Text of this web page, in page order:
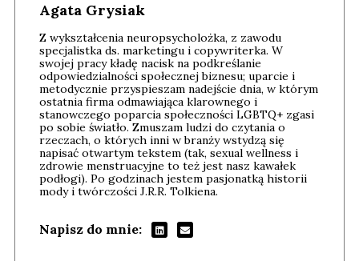
Agata Grysiak
Z wykształcenia neuropsycholożka, z zawodu
specjalistka ds. marketingu i copywriterka. W
swojej pracy kładę nacisk na podkreślanie
odpowiedzialności społecznej biznesu; uparcie i
metodycznie przyspieszam nadejście dnia, w którym
ostatnia firma odmawiająca klarownego i
stanowczego poparcia społeczności LGBTQ+ zgasi
po sobie światło. Zmuszam ludzi do czytania o
rzeczach, o których inni w branży wstydzą się
napisać otwartym tekstem (tak, sexual wellness i
zdrowie menstruacyjne to też jest nasz kawałek
podłogi). Po godzinach jestem pasjonatką historii
mody i twórczości J.R.R. Tolkiena.
Napisz do mnie: